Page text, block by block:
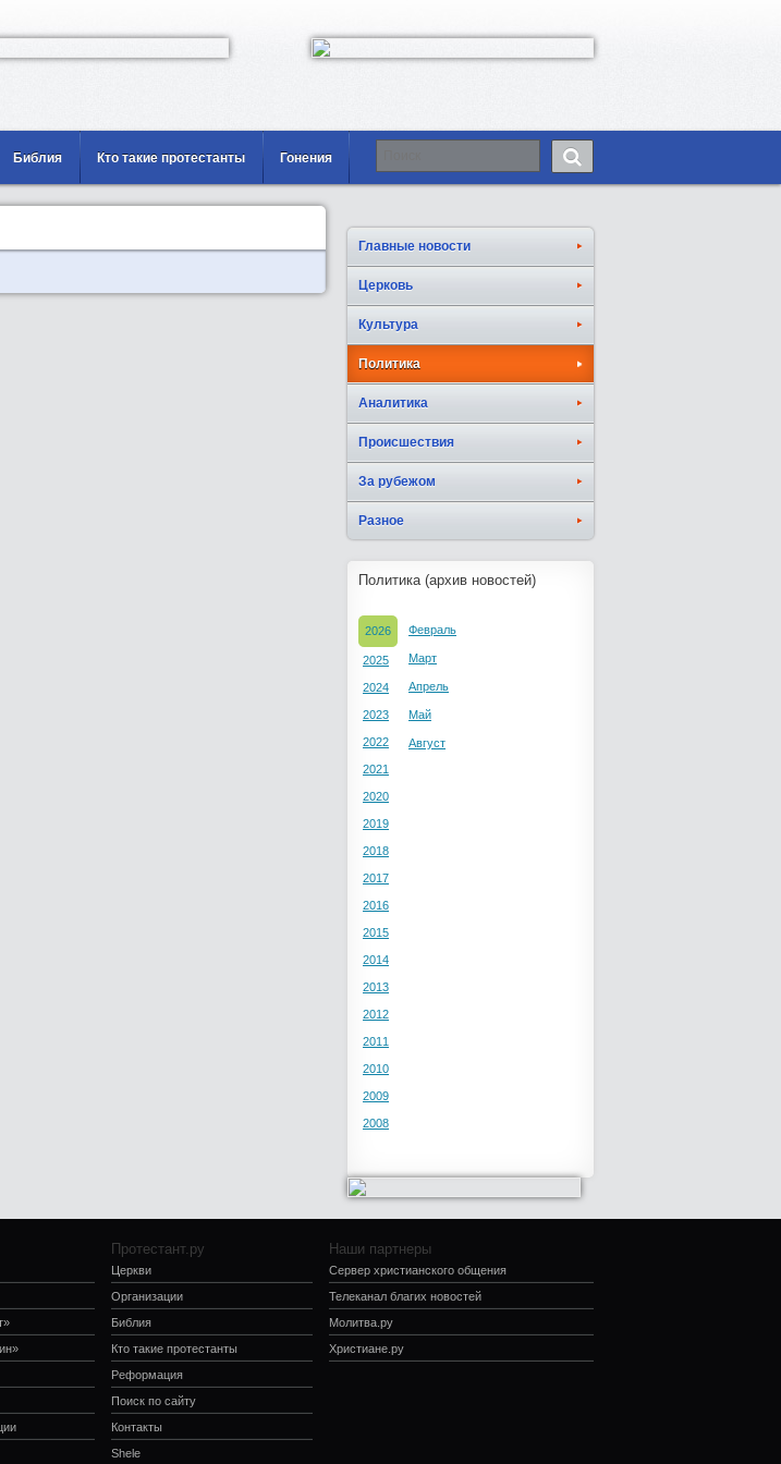
Библия Кто такие протестанты Гонения
Главные новости
Церковь
Культура
Политика
Аналитика
Происшествия
За рубежом
Разное
Политика (архив новостей)
2026
2025
2024
2023
2022
2021
2020
2019
2018
2017
2016
2015
2014
2013
2012
2011
2010
2009
2008
Февраль
Март
Апрель
Май
Август
Протестант.ру
Церкви
Организации
Библия
Кто такие протестанты
Реформация
Поиск по сайту
Контакты
Shele
Наши партнеры
Сервер христианского общения
Телеканал благих новостей
Молитва.ру
Христиане.ру